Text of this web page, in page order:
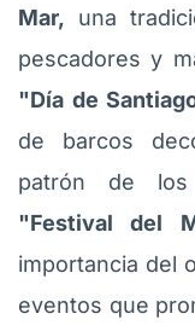
Mar, una
pescadores y
"Día de
de barcos
patrón de los
"Festival del
importancia del
eventos que